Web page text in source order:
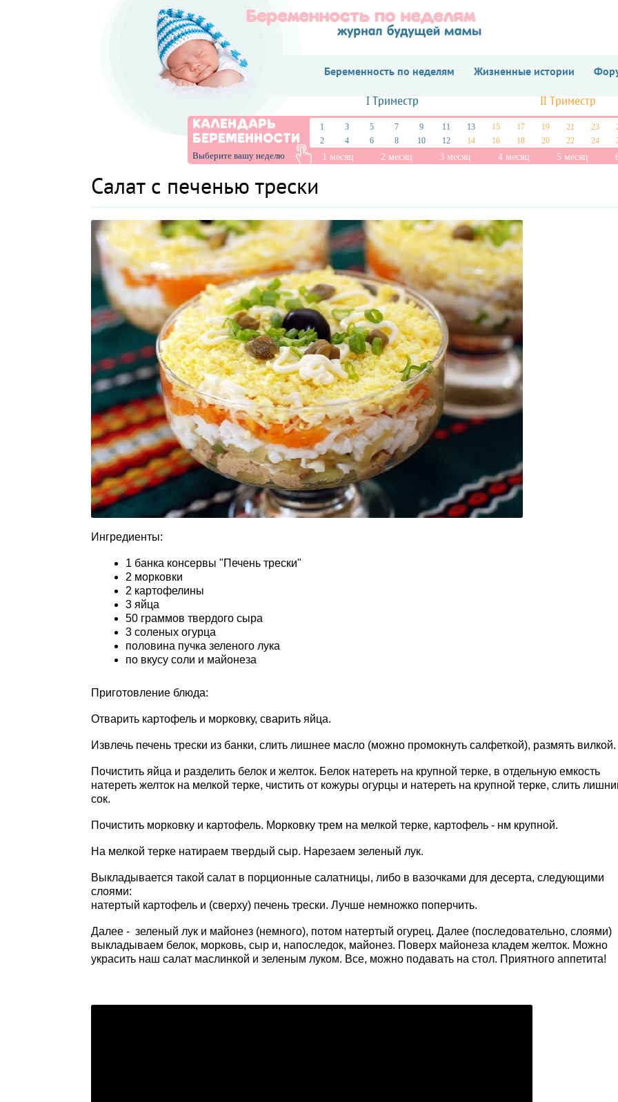
Беременность по неделям Жизненные истории
I Триместр II Триместр
КАЛЕНДАРЬ
БЕРЕМЕННОСТИ
Выберите вашу неделю
1 3 5 7 9 11 13 15 17 19 21 23
2
4 6 8 10 12 14 16 18 20 22 24
1 месяц 2 месяц 3 месяц 4 месяц 5 месяц
Салат с печенью трески
Ингредиенты:
1 банка консервы "Печень трески"
2 морковки
2 картофелины
3 яйца
50 граммов твердого сыра
3 соленых огурца
половина пучка зеленого лука
по вкусу соли и майонеза
Приготовление блюда:
Отварить картофель и морковку, сварить яйца.
Извлечь печень трески из банки, слить лишнее масло (можно промокнуть салфеткой), размять вилкой.
Почистить яйца и разделить белок и желток. Белок натереть на крупной терке, в отдельную емкость
натереть желток на мелкой терке, чистить от кожуры огурцы и натереть на крупной терке, слить
сок.
Почистить морковку и картофель. Морковку трем на мелкой терке, картофель - нм крупной.
На мелкой терке натираем твердый сыр. Нарезаем зеленый лук.
Выкладывается такой салат в порционные салатницы, либо в вазочками для десерта, следующими
слоями:
натертый картофель и (сверху) печень трески. Лучше немножко поперчить.
Далее - зеленый лук и майонез (немного), потом натертый огурец. Далее (последовательно, слоями)
выкладываем белок, морковь, сыр и, напоследок, майонез. Поверх майонеза кладем желток. Можно
украсить наш салат маслинкой и зеленым луком. Все, можно подавать на стол. Приятного аппетита!